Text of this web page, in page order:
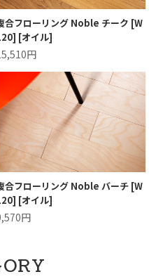
合フローリング Noble チーク [W
[オイル]
円
合フローリング Noble バーチ [W
[オイル]
円